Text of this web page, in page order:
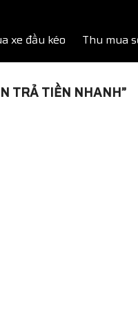
xe đầu kéo Thu mua
TRẢ TIỀN NHANH”